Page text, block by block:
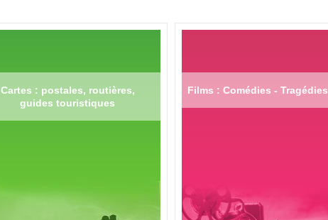
Cartes : postales, routières,
guides touristiques
Films : Comédies - Tragédies